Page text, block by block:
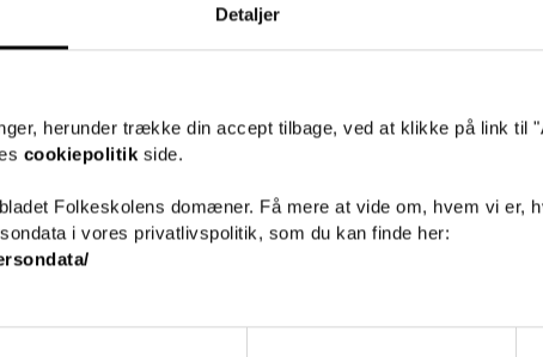
Detaljer
herunder trække din accept tilbage, ved at klikke på link til
cookiepolitik side.
Folkeskolens domæner. Få mere at vide om, hvem vi er,
i vores privatlivspolitik, som du kan finde her: